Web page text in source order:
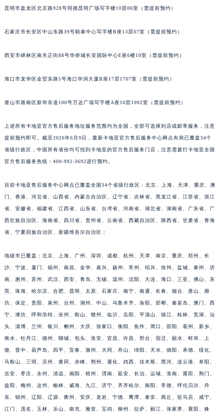
昆明市盘龙区北京路928号同德昆明广场写字楼10层06室（需提前预约）
石家庄市长安区中山东路39号勒泰中心写字楼B座13层07室（需提前预约）
西安市碑林区南关正街88号华侨城长安国际中心E座6楼10室（需提前预约）
海口市龙华区金贸东路5号海口华润大厦B座17层1707室（需提前预约）
唐山市路南区新华东道100号万达广场写字楼A座10层1002室（需提前预约）
上述所有卡地亚官方售后服务地址服务范围均为全国，全部可选择到店或邮寄服务，注意
提前预约即可。截至2026年6月9日，最新卡地亚官方售后服务中心网点布局已覆盖34个
省级行政区，中国所有省份均可找到卡地亚的官方售后服务门店，注意需拨打卡地亚全国
官方售后服务热线：400-992-3692进行预约。
目前卡地亚售后服务中心网点已覆盖全国34个省级行政区：北京、上海、天津、重庆、澳
门、香港、河北省、山西省、内蒙古自治区、辽宁省、吉林省、黑龙江省、江苏省、浙江
省、安徽省、福建省、江西省、山东省、台湾省、河南省、湖北省、湖南省、广东省、广
西壮族自治区、海南省、四川省、贵州省、云南省、西藏自治区、陕西省、甘肃省、青海
省、宁夏回族自治区、新疆维吾尔自治区；
地级市已覆盖：北京、上海、广州、深圳、成都、杭州、天津、南京、重庆、郑州、长
沙、宁波、厦门、福州、南昌、金华、嘉兴、扬州、常州、绍兴、徐州、盐城、泰州、济
南、惠州、苏州、武汉、西安、青岛、无锡、温州、沈阳、大连、海口、三亚、佛山、东
莞、珠海、哈尔滨、合肥、昆明、太原、石家庄、南宁、南通、长春、烟台、唐山、廊
坊、保定、贵阳、泉州、台州、湖州、中山、乌鲁木齐、洛阳、邯郸、秦皇岛、澳门、西
宁、潍坊、呼和浩特、沧州、鞍山、赣州、临沂、岳阳、平顶山、镇江、桂林、芜湖、汕
头、淄博、兰州、银川、郴州、大庆、张家口、衡阳、焦作、周口、邵阳、亳州、新乡、
衡水、牡丹江、德州、聊城、包头、淮安、宜昌、许昌、邢台、宿迁、丽水、蚌埠、上
饶、晋中、葫芦岛、四平、宜春、滁州、大同、舟山、绵阳、天水、德阳、承德、绥化、
马鞍山、三明、滨州、黄冈、赤峰、荆州、通化、鸡西、佳木斯、黑河、连云港、阜阳、
吉安、枣庄、永州、清远、揭阳、梧州、渭南、延安、长治、运城、淮南、莆田、荆门、
益阳、梅州、达州、榆林、威海、九江、济宁、齐齐哈尔、南阳、常德、呼伦贝尔、丹
东、锦州、辽阳、辽源、衢州、安庆、龙岩、宁德、鹰潭、泰安、商丘、驻马店、咸宁、
江门、茂名、玉林、乐山、南充、雅安、宝鸡、柳州、拉萨、丽江、张家界、襄阳、株